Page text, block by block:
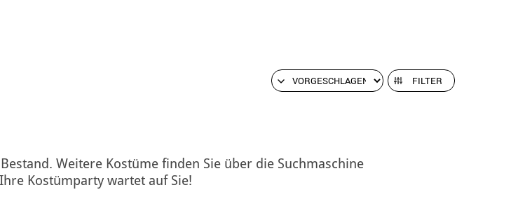
FILTER
Weitere Kostüme finden Sie über die Suchmaschine
Kostümparty wartet auf Sie!